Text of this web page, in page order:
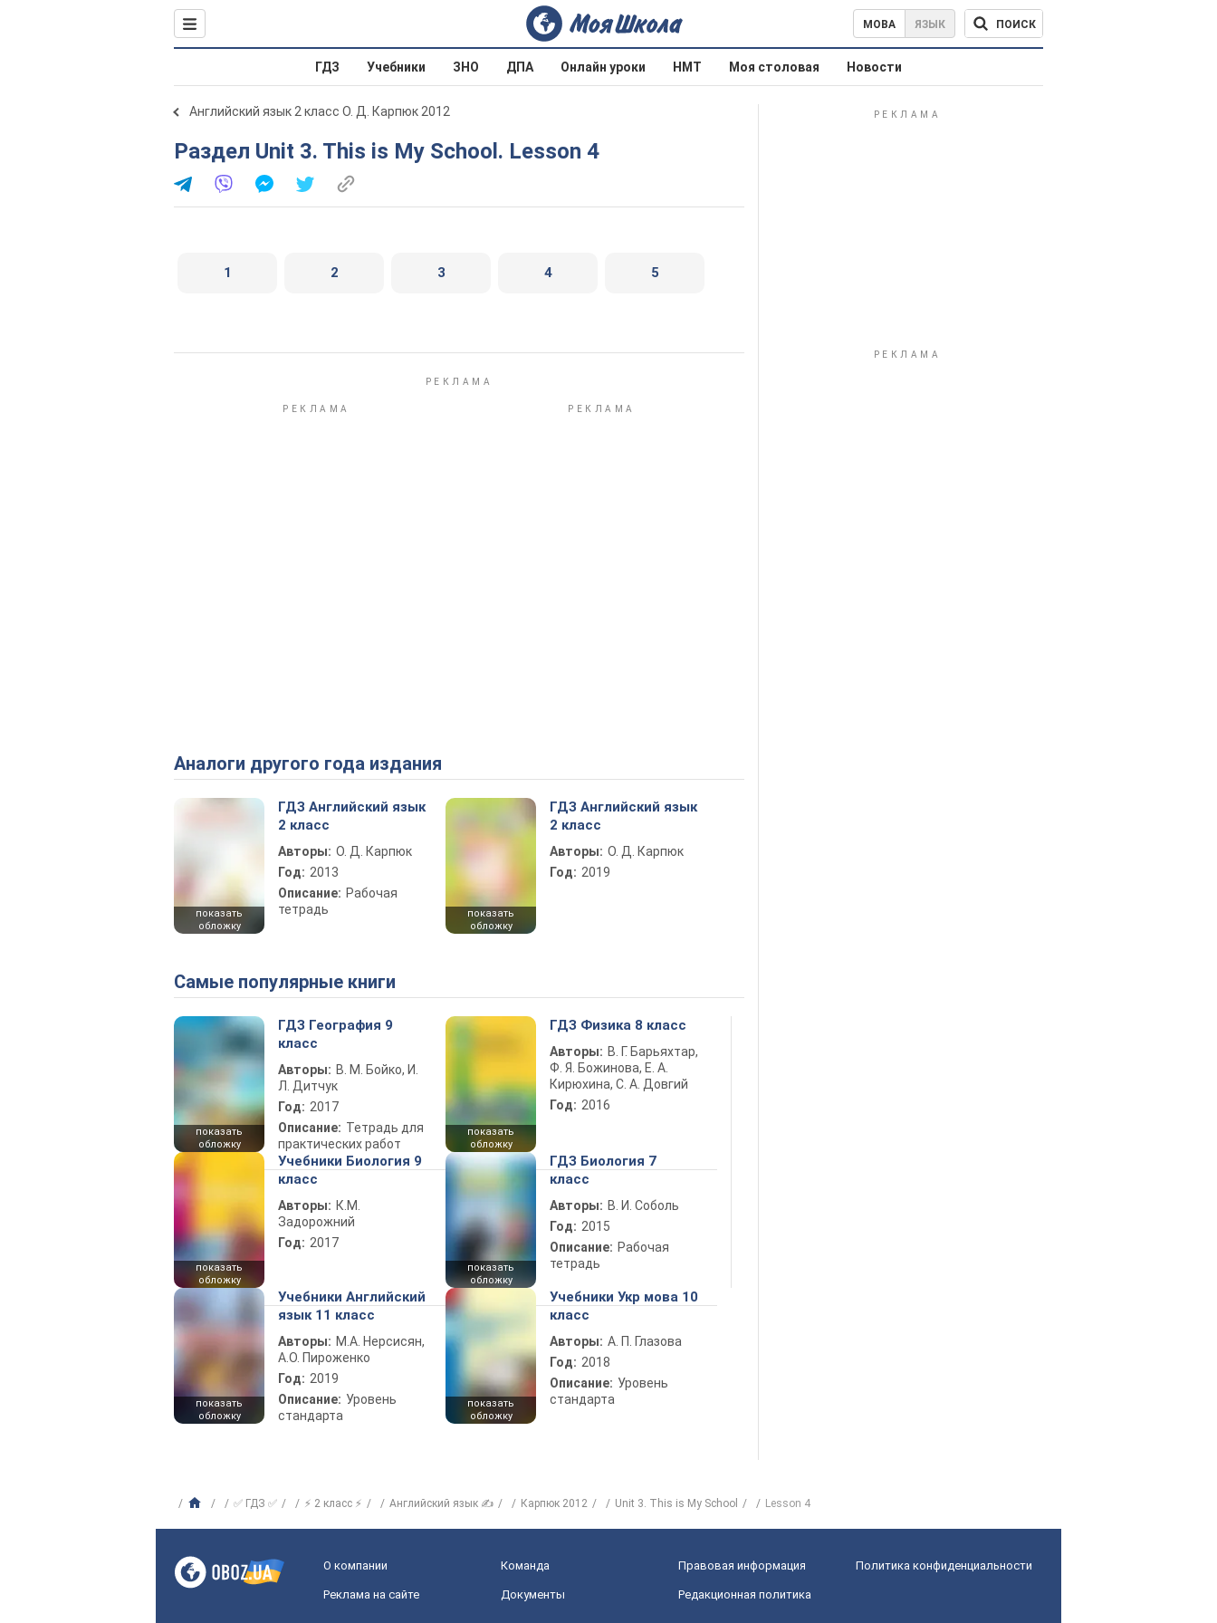
МОВА ЯЗЫК ПОИСК
ГДЗ Учебники ЗНО ДПА Онлайн уроки НМТ Моя столовая Новости
Английский язык 2 класс О. Д. Карпюк 2012
Раздел Unit 3. This is My School. Lesson 4
1 2 3 4 5
Аналоги другого года издания
показать
обложку
ГДЗ Английский язык
2 класс
Авторы: О. Д. Карпюк
Год: 2013
Описание: Рабочая
тетрадь
показать
обложку
ГДЗ Английский язык
2 класс
Авторы: О. Д. Карпюк
Год: 2019
Самые популярные книги
показать
обложку
ГДЗ География 9
класс
Авторы: В. М. Бойко, И.
Л. Дитчук
Год: 2017
Описание: Тетрадь для
практических работ
показать
обложку
ГДЗ Физика 8 класс
Авторы: В. Г. Барьяхтар,
Ф. Я. Божинова, Е. А.
Кирюхина, С. А. Довгий
Год: 2016
показать
обложку
Учебники Биология 9
класс
Авторы: К.М.
Задорожний
Год: 2017
показать
обложку
ГДЗ Биология 7
класс
Авторы: В. И. Соболь
Год: 2015
Описание: Рабочая
тетрадь
показать
обложку
Учебники Английский
язык 11 класс
Авторы: М.А. Нерсисян,
А.О. Пироженко
Год: 2019
Описание: Уровень
стандарта
показать
обложку
Учебники Укр мова 10
класс
Авторы: А. П. Глазова
Год: 2018
Описание: Уровень
стандарта
✅ ГДЗ ✅ ⚡ 2 класс ⚡ Английский язык ✍ Карпюк 2012 Unit 3. This is My School Lesson 4
О компании Команда Правовая информация Политика конфиденциальности
Реклама на сайте Документы Редакционная политика